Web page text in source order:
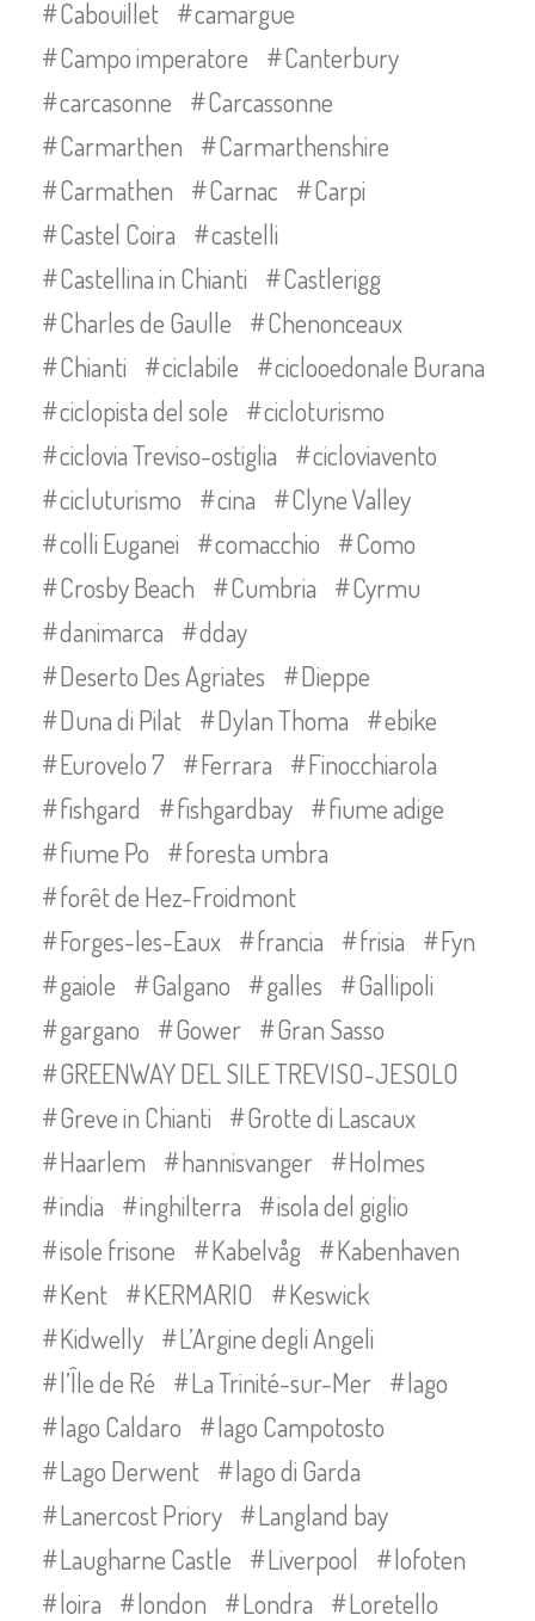
Cabouillet
camargue
Campo imperatore
Canterbury
carcasonne
Carcassonne
Carmarthen
Carmarthenshire
Carmathen
Carnac
Carpi
Castel Coira
castelli
Castellina in Chianti
Castlerigg
Charles de Gaulle
Chenonceaux
Chianti
ciclabile
ciclooedonale Burana
ciclopista del sole
cicloturismo
ciclovia Treviso-ostiglia
cicloviavento
cicluturismo
cina
Clyne Valley
colli Euganei
comacchio
Como
Crosby Beach
Cumbria
Cyrmu
danimarca
dday
Deserto Des Agriates
Dieppe
Duna di Pilat
Dylan Thoma
ebike
Eurovelo 7
Ferrara
Finocchiarola
fishgard
fishgardbay
fiume adige
fiume Po
foresta umbra
forêt de Hez-Froidmont
Forges-les-Eaux
francia frisia
Fyn
gaiole
Galgano galles
Gallipoli
gargano
Gower
Gran Sasso
GREENWAY DEL SILE TREVISO-JESOLO
Greve in Chianti
Grotte di Lascaux
Haarlem
hannisvanger
Holmes
india
inghilterra
isola del giglio
isole frisone
Kabelvåg
Kabenhaven
Kent
KERMARIO
Keswick
Kidwelly
L’Argine degli Angeli
l’Île de Ré
La Trinité-sur-Mer
lago
lago Caldaro
lago Campotosto
Lago Derwent
lago di Garda
Lanercost Priory
Langland bay
Laugharne Castle
Liverpool
lofoten
loira
london Londra
Loretello